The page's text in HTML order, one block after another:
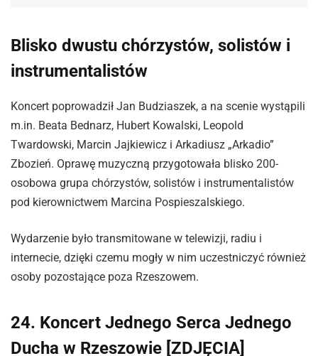
Blisko dwustu chórzystów, solistów i
instrumentalistów
Koncert poprowadził Jan Budziaszek, a na scenie wystąpili
m.in. Beata Bednarz, Hubert Kowalski, Leopold
Twardowski, Marcin Jajkiewicz i Arkadiusz „Arkadio”
Zbozień. Oprawę muzyczną przygotowała blisko 200-
osobowa grupa chórzystów, solistów i instrumentalistów
pod kierownictwem Marcina Pospieszalskiego.
Wydarzenie było transmitowane w telewizji, radiu i
internecie, dzięki czemu mogły w nim uczestniczyć również
osoby pozostające poza Rzeszowem.
24. Koncert Jednego Serca Jednego
Ducha w Rzeszowie [ZDJĘCIA]